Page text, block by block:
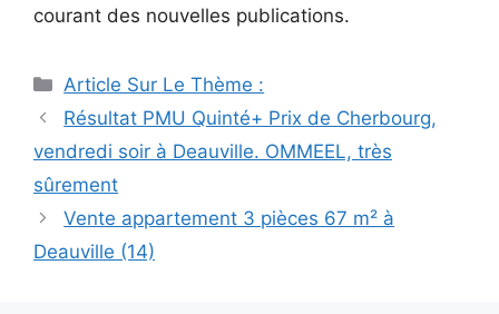
courant des nouvelles publications.
Catégories
Article Sur Le Thème :
Navigation
Résultat PMU Quinté+ Prix de Cherbourg,
vendredi soir à Deauville. OMMEEL, très
sûrement
Vente appartement 3 pièces 67 m² à
Deauville (14)